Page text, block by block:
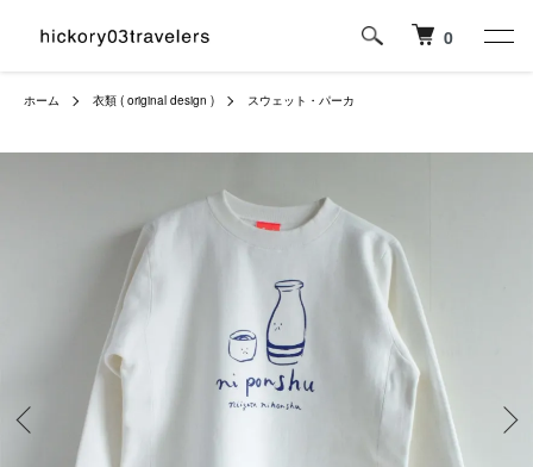
0
ホーム 衣類 ( original design ) スウェット・パーカ